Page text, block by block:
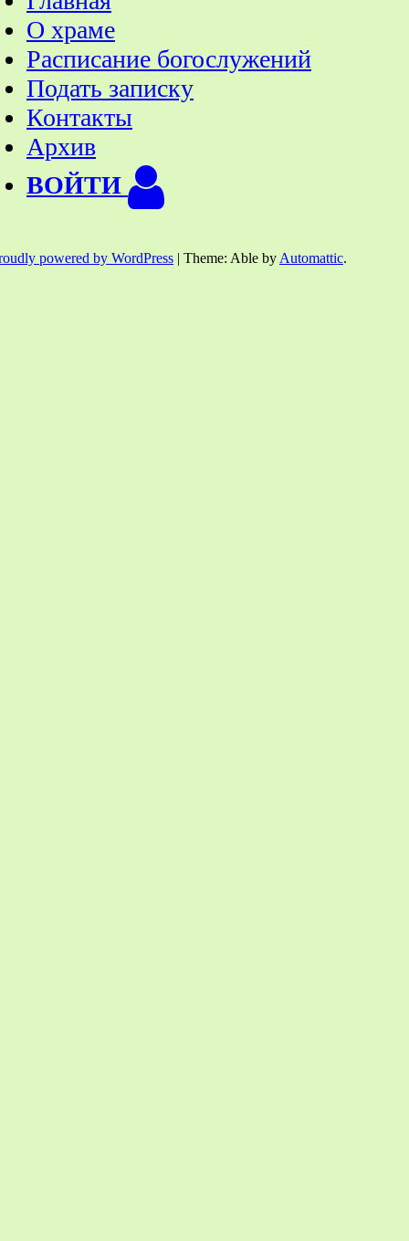
О храме
Расписание богослужений
Подать записку
Контакты
Архив
ВОЙТИ
powered by WordPress | Theme: Able byAutomattic.